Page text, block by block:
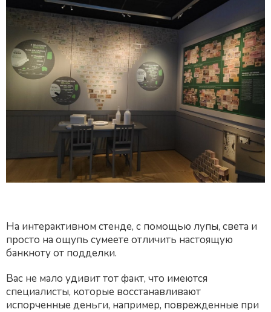
На интерактивном стенде, с помощью лупы, света и
просто на ощупь сумеете отличить настоящую
банкноту от подделки.
Вас не мало удивит тот факт, что имеются
специалисты, которые восстанавливают
испорченные деньги, например, поврежденные при